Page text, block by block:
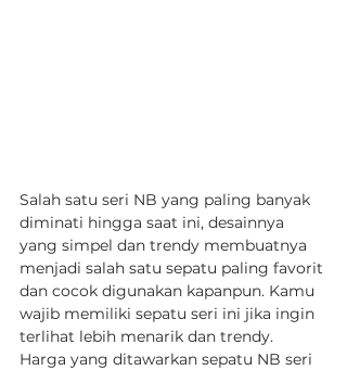
Salah satu seri NB yang paling banyak
diminati hingga saat ini, desainnya
yang simpel dan trendy membuatnya
menjadi salah satu sepatu paling favorit
dan cocok digunakan kapanpun. Kamu
wajib memiliki sepatu seri ini jika ingin
terlihat lebih menarik dan trendy.
Harga yang ditawarkan sepatu NB seri